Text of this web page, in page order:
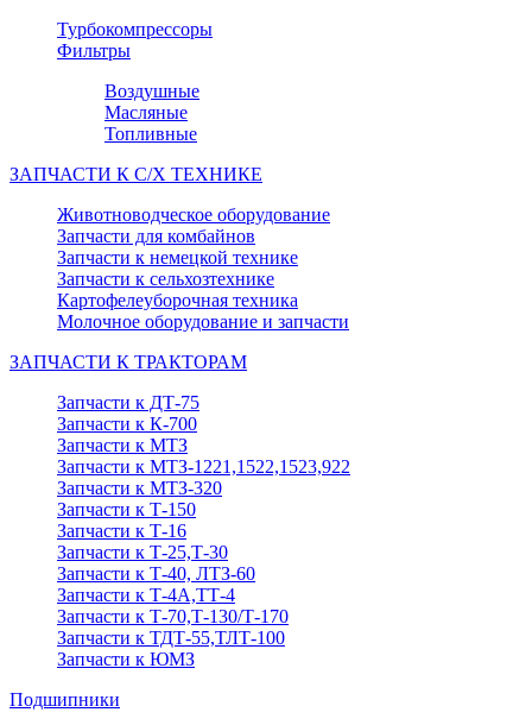
Турбокомпрессоры
Фильтры
Воздушные
Масляные
Топливные
ЗАПЧАСТИ К С/Х ТЕХНИКЕ
Животноводческое оборудование
Запчасти для комбайнов
Запчасти к немецкой технике
Запчасти к сельхозтехнике
Картофелеуборочная техника
Молочное оборудование и запчасти
ЗАПЧАСТИ К ТРАКТОРАМ
Запчасти к ДТ-75
Запчасти к К-700
Запчасти к МТЗ
Запчасти к МТЗ-1221,1522,1523,922
Запчасти к МТЗ-320
Запчасти к Т-150
Запчасти к Т-16
Запчасти к Т-25,Т-30
Запчасти к Т-40, ЛТЗ-60
Запчасти к Т-4А,ТТ-4
Запчасти к Т-70,Т-130/Т-170
Запчасти к ТДТ-55,ТЛТ-100
Запчасти к ЮМЗ
Подшипники